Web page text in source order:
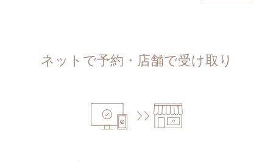
ネットで予約・店舗で受け取り